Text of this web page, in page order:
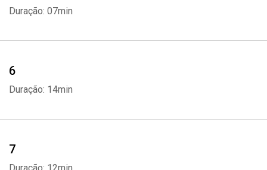
Duração: 07min
6
Duração: 14min
7